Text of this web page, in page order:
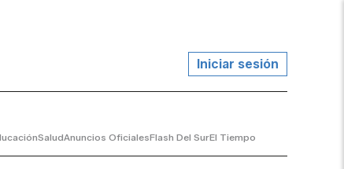
Iniciar sesión
SaludAnuncios OficialesFlash Del SurEl Tiempo